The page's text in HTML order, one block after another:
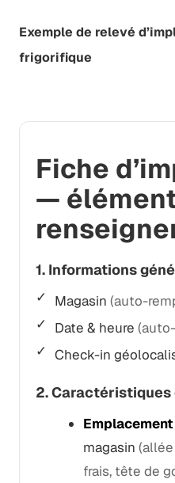
Exemple de relevé
frigorifique
Fiche
—
1. Informations
Magasin (auto-
Date & heure
Check-in
2. Caractéristiques
magasin
frais, tête de